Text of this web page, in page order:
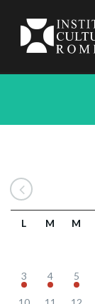
L M M
3 4 5